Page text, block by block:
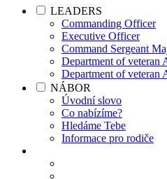
LEADERS
Commanding Officer
Executive Officer
Command Sergeant
Department of veteran
Department of veteran
NÁBOR
Úvodní slovo
Co nabízíme?
Hledáme Tebe
Informace pro rodiče